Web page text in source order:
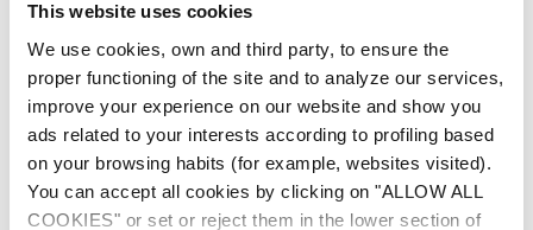
This website uses cookies
We use cookies, own and third party, to ensure the
proper functioning of the site and to analyze our services,
improve your experience on our website and show you
ads related to your interests according to profiling based
on your browsing habits (for example, websites visited).
You can accept all cookies by clicking on "ALLOW ALL
COOKIES" or set or reject them in the lower section of
Sich für eine drehzahlgeregelte Schwimmbadpumpe zu
entscheiden bedeutet zwar eine etwas höhere
Anfangsinvestition, langfristig jedoch amortisiert sich
eine FloPro Schwimmbadpumpe innerhalb weniger
Jahre und bringt jede Menge Komfort. Hier die
wichtigsten Vorteile:
Energiesparend und umweltfreundlich